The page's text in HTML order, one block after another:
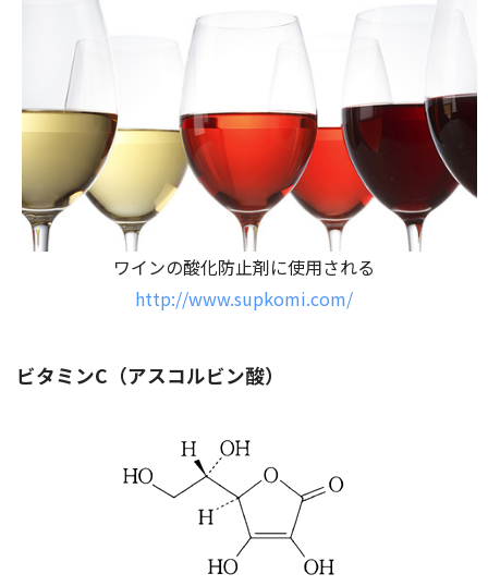
ワインの酸化防止剤に使用される
http://www.supkomi.com/
ビタミンC（アスコルビン酸）